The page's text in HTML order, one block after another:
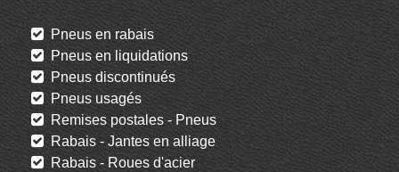
Pneus en rabais
Pneus en liquidations
Pneus discontinués
Pneus usagés
Remises postales - Pneus
Rabais - Jantes en alliage
Rabais - Roues d'acier